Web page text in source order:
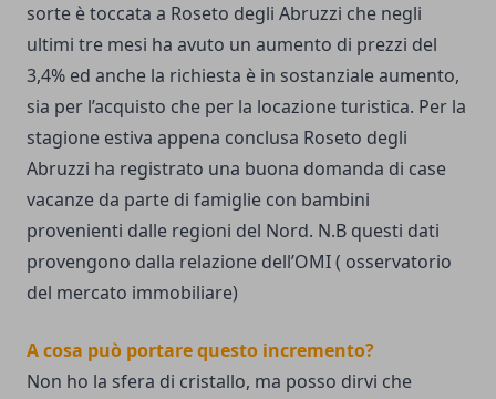
sorte è toccata a Roseto degli Abruzzi che negli
ultimi tre mesi ha avuto un aumento di prezzi del
3,4% ed anche la richiesta è in sostanziale aumento,
sia per l’acquisto che per la locazione turistica. Per la
stagione estiva appena conclusa Roseto degli
Abruzzi ha registrato una buona domanda di case
vacanze da parte di famiglie con bambini
provenienti dalle regioni del Nord. N.B questi dati
provengono dalla relazione dell’OMI ( osservatorio
del mercato immobiliare)
A cosa può portare questo incremento?
Non ho la sfera di cristallo, ma posso dirvi che